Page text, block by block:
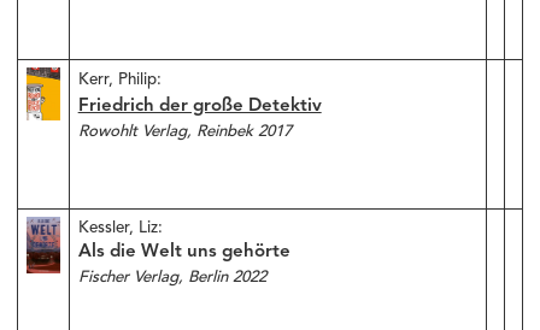
Kerr, Philip:
Friedrich der große Detektiv
Rowohlt Verlag, Reinbek 2017
Kessler, Liz:
Als die Welt uns gehörte
Fischer Verlag, Berlin 2022